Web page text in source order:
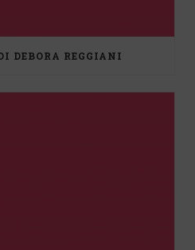
DEBORA REGGIANI